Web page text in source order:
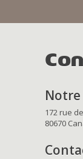
Notre
172 rue
80670